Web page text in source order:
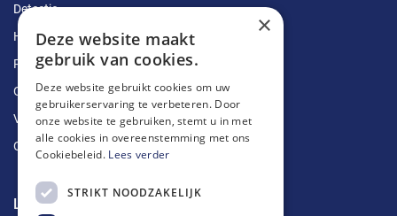
Detectie
Herstellingen
Ruimingen
Ontstoppingen
Vetputten
Ontkalking
Longin Service
×
Deze website maakt
gebruik van cookies.
Deze website gebruikt cookies om uw
gebruikerservaring te verbeteren. Door
onze website te gebruiken, stemt u in met
alle cookies in overeenstemming met ons
Cookiebeleid. Lees verder
STRIKT NOODZAKELIJK